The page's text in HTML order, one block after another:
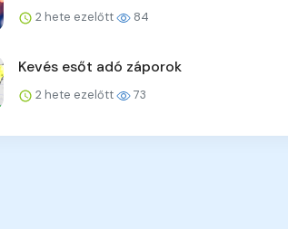
2 hete ezelőtt 84
Kevés esőt adó záporok
2 hete ezelőtt 73